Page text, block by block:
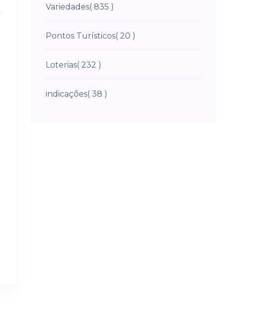
Variedades( 835 )
Pontos Turísticos( 20 )
Loterias( 232 )
indicações( 38 )